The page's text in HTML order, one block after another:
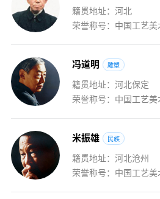
籍贯地址：河北
荣誉称号：中国工艺
冯道明 雕塑
籍贯地址：河北保定
荣誉称号：中国工艺
米振雄 民族
籍贯地址：河北沧州
荣誉称号：中国工艺